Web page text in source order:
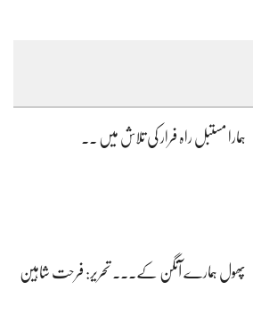
ہمارا مستبل راہ فرار کی تلاش میں ۔۔
پھول ہمارے آنگن کے۔۔۔ تحریر: فرحت شاہین